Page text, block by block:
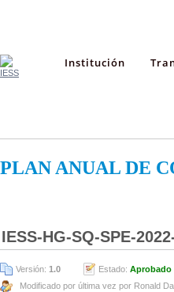
Institución
PLAN ANUAL DE
IESS-HG-SQ-SPE-
Versión: 1.0 Estado: Aprobado
Modificado por última vez por Ronald